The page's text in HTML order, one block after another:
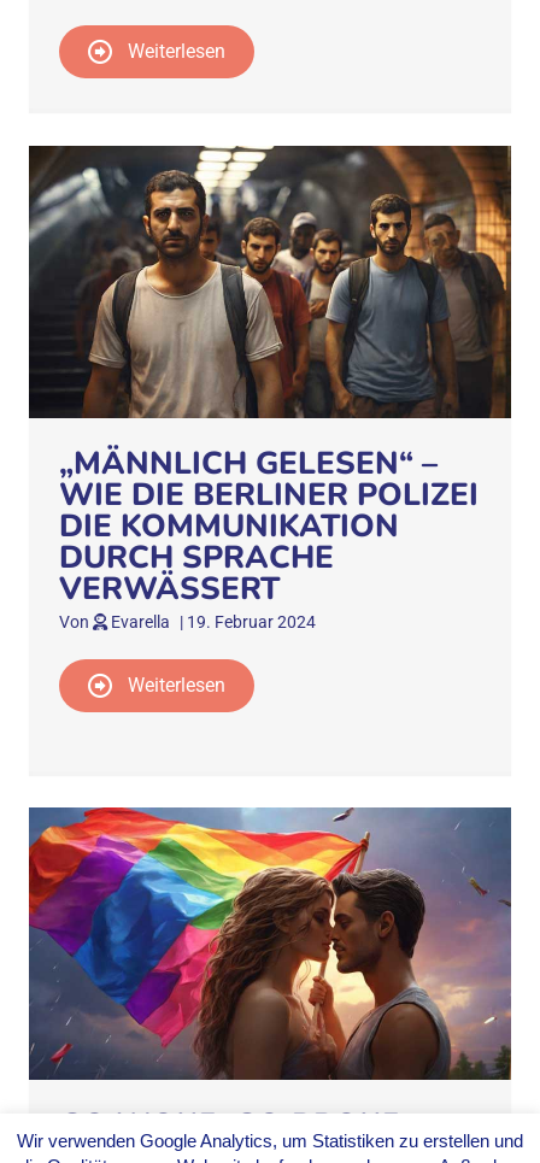
Weiterlesen
„MÄNNLICH GELESEN“ –
WIE DIE BERLINER POLIZEI
DIE KOMMUNIKATION
DURCH SPRACHE
VERWÄSSERT
Von Evarella | 19. Februar 2024
Weiterlesen
GO WOKE, GO BROKE –
Wir verwenden Google Analytics, um Statistiken zu erstellen und